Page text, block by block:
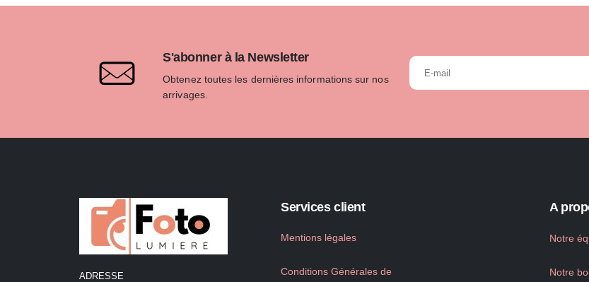
S'abonner à la Newsletter
Obtenez toutes les dernières informations sur nos
arrivages.
ADRESSE
Services client
Mentions légales
Conditions Générales de
A
Notre
Notre